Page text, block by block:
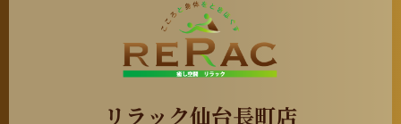
リラック仙台長町店